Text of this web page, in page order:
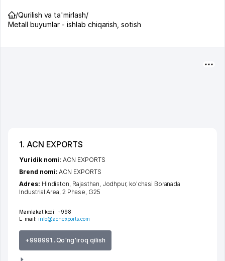
/Qurilish va ta'mirlash/
Metall buyumlar - ishlab chiqarish, sotish
1. ACN EXPORTS
Mamlakat kodi: +998
E-mail: info@acnexports.com
+998991...Qo'ng'iroq qilish
Yuridik nomi:ACN EXPORTS
Brend nomi:ACN EXPORTS
Adres: Hindiston, Rajasthan Jodhpur, ko'chasi Boranada
Industrial Area , 2 Phase, G25